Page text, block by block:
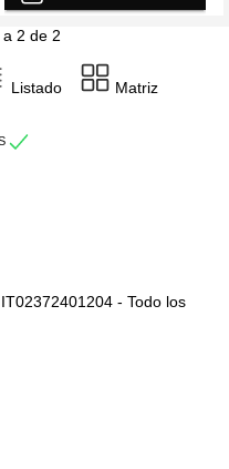
2 de 2
Listado Matriz
- Todo los